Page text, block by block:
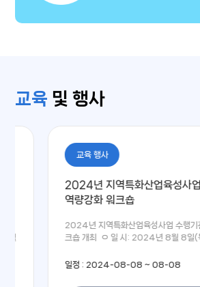
교육 및 행사
교육 행사
2024년 지역특화산업육성사업 수행
역량강화 워크숍
2024년 지역특화산업육성사업 수행기관 역량강
크숍 개최 ㅇ 일 시: 2024년 8월 8일(목)
경남지역산업진흥원 ㅇ 주 최: 중소벤처기업부, 경
일정 : 2024-08-08 ~ 08-08